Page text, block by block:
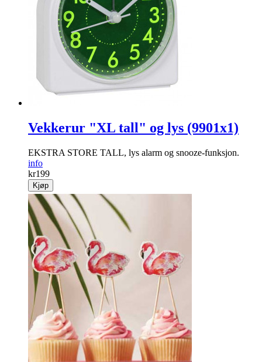
Vekkerur "XL tall" og lys (9901x1)
EKSTRA STORE TALL, lys alarm og snooze-funksjon.
info
kr199
Kjøp